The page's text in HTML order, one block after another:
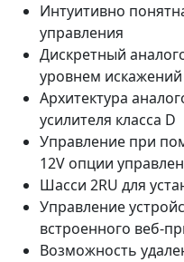
Интуитивно
управления
Дискретный
уровнем искажений
Архитектура
усилителя класса D
Управление при
12V опции
Шасси 2RU для
Управление
встроенного веб-
Возможность